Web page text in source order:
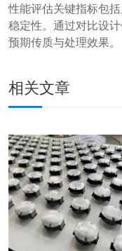
性能评估关键指标包
稳定性。通过对比设
预期传质与处理效果。
相关文章